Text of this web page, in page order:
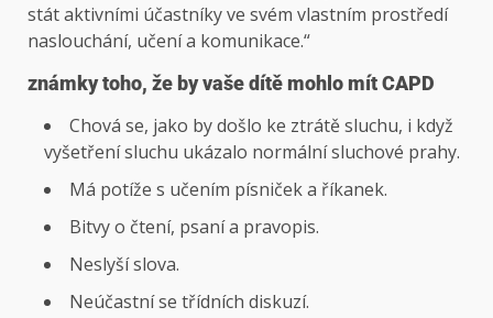
stát aktivními účastníky ve svém vlastním prostředí
naslouchání, učení a komunikace.“
známky toho, že by vaše dítě mohlo mít CAPD
Chová se, jako by došlo ke ztrátě sluchu, i když
vyšetření sluchu ukázalo normální sluchové prahy.
Má potíže s učením písniček a říkanek.
Bitvy o čtení, psaní a pravopis.
Neslyší slova.
Neúčastní se třídních diskuzí.